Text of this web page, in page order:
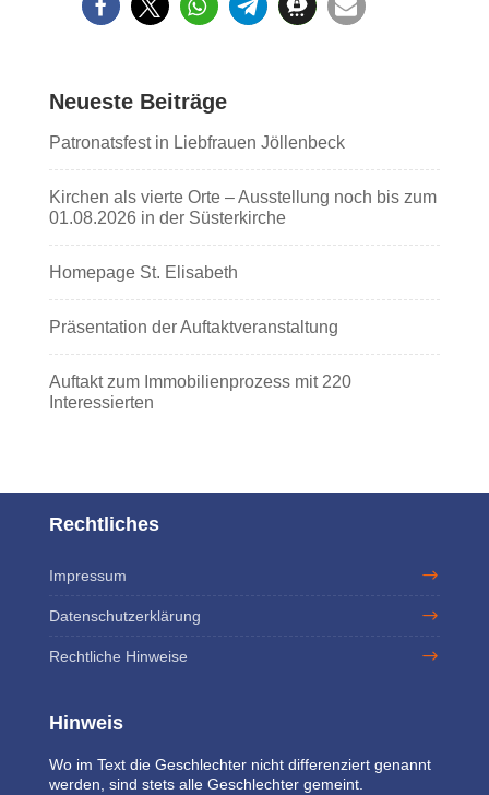
Neueste Beiträge
Patronatsfest in Liebfrauen Jöllenbeck
Kirchen als vierte Orte – Ausstellung noch bis zum
01.08.2026 in der Süsterkirche
Homepage St. Elisabeth
Präsentation der Auftaktveranstaltung
Auftakt zum Immobilienprozess mit 220
Interessierten
Rechtliches
Impressum
Datenschutzerklärung
Rechtliche Hinweise
Hinweis
Wo im Text die Geschlechter nicht differenziert genannt
werden, sind stets alle Geschlechter gemeint.